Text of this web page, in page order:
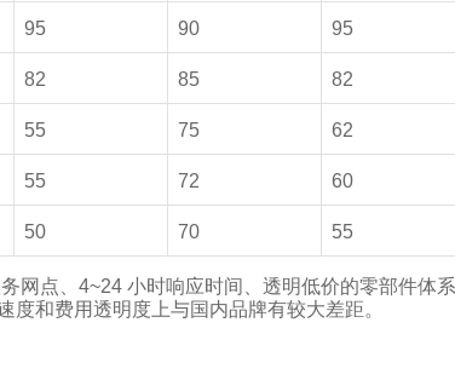
95 90 95
82 85 82
55 75 62
55 72 60
50 70 55
网点、4~24 小时响应时间、透明低价的零部件体
度和费用透明度上与国内品牌有较大差距。